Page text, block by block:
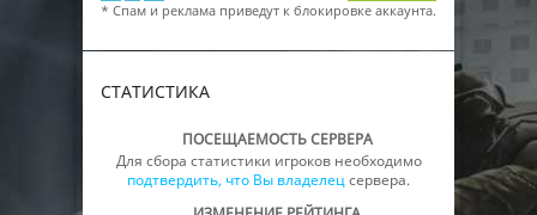
* Спам и реклама приведут к блокировке аккаунта.
СТАТИСТИКА
ПОСЕЩАЕМОСТЬ СЕРВЕРА
Для сбора статистики игроков необходимо
подтвердить, что Вы владелецсервера.